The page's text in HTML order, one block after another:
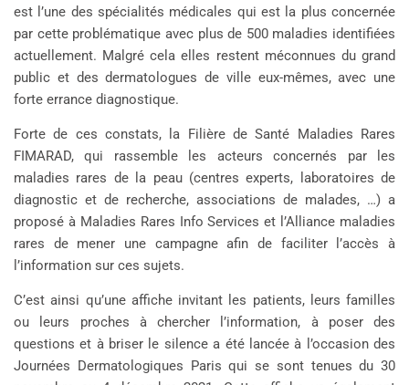
est l’une des spécialités médicales qui est la plus concernée
par cette problématique avec plus de 500 maladies identifiées
actuellement. Malgré cela elles restent méconnues du grand
public et des dermatologues de ville eux-mêmes, avec une
forte errance diagnostique.
Forte de ces constats, la Filière de Santé Maladies Rares
FIMARAD, qui rassemble les acteurs concernés par les
maladies rares de la peau (centres experts, laboratoires de
diagnostic et de recherche, associations de malades, …) a
proposé à Maladies Rares Info Services et l’Alliance maladies
rares de mener une campagne afin de faciliter l’accès à
l’information sur ces sujets.
C’est ainsi qu’une affiche invitant les patients, leurs familles
ou leurs proches à chercher l’information, à poser des
questions et à briser le silence a été lancée à l’occasion des
Journées Dermatologiques Paris qui se sont tenues du 30